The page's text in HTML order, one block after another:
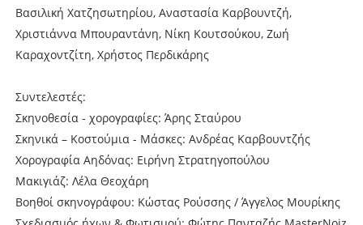
Βασιλική Χατζησωτηρίου, Αναστασία Καρβουντζή,
Χριστιάννα Μπουραντάνη, Νίκη Κουτσούκου, Ζωή
Καραχοντζίτη, Χρήστος Περδικάρης
Συντελεστές:
Σκηνοθεσία - χορογραφίες: Άρης Σταύρου
Σκηνικά – Κοστούμια - Μάσκες: Ανδρέας Καρβουντζής
Χορογραφία Αηδόνας: Ειρήνη Στρατηγοπούλου
Μακιγιάζ: Λέλα Θεοχάρη
Βοηθοί σκηνογράφου: Κώστας Ρούσσης / Άγγελος Μουρίκης